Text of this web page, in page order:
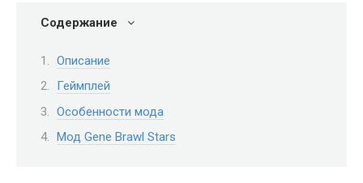
Содержание
Описание
Геймплей
Особенности мода
Мод Gene Brawl Stars